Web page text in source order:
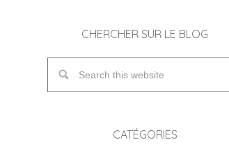
CHERCHER SUR LE BLOG
CATÉGORIES